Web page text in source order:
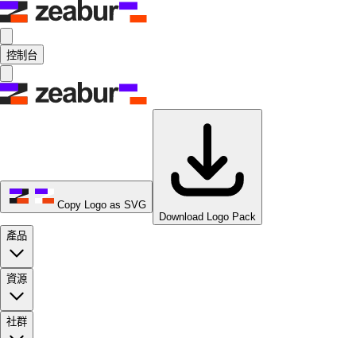
控制台
Copy Logo as SVG
Download Logo Pack
產品
資源
社群